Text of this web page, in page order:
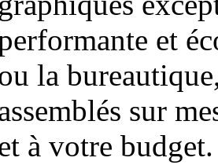
et
la
sur
à votre